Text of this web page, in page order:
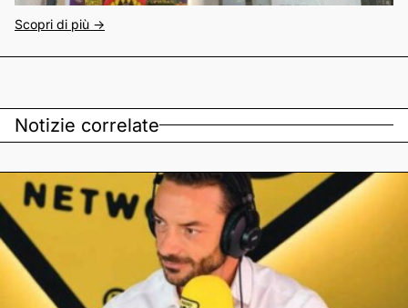
Scopri di più ->
Notizie correlate